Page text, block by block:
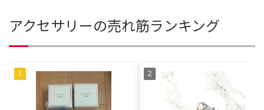
アクセサリーの売れ筋ランキング